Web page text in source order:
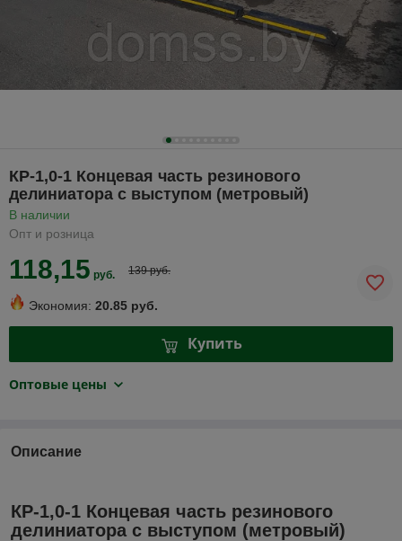
КР-1,0-1 Концевая часть резинового
делиниатора с выступом (метровый)
В наличии
Опт и розница
118,15 руб. 139 руб.
Экономия: 20.85 руб.
Купить
Оптовые цены
Описание
КР-1,0-1 Концевая часть резинового
делиниатора с выступом (метровый)